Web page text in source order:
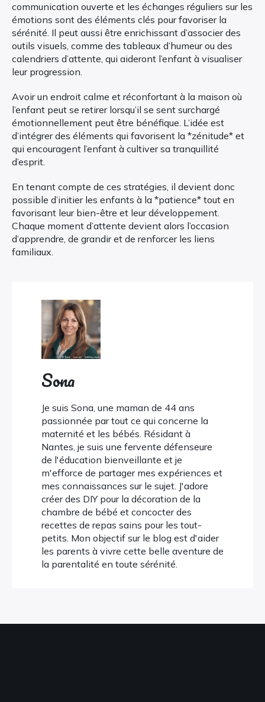
communication ouverte et les échanges réguliers sur les
émotions sont des éléments clés pour favoriser la
sérénité. Il peut aussi être enrichissant d’associer des
outils visuels, comme des tableaux d’humeur ou des
calendriers d’attente, qui aideront l’enfant à visualiser
leur progression.
Avoir un endroit calme et réconfortant à la maison où
l’enfant peut se retirer lorsqu’il se sent surchargé
émotionnellement peut être bénéfique. L’idée est
d’intégrer des éléments qui favorisent la *zénitude* et
qui encouragent l’enfant à cultiver sa tranquillité
d’esprit.
En tenant compte de ces stratégies, il devient donc
possible d’initier les enfants à la *patience* tout en
favorisant leur bien-être et leur développement.
Chaque moment d’attente devient alors l’occasion
d’apprendre, de grandir et de renforcer les liens
familiaux.
Sona
Je suis Sona, une maman de 44 ans
passionnée par tout ce qui concerne la
maternité et les bébés. Résidant à
Nantes, je suis une fervente défenseure
de l'éducation bienveillante et je
m'efforce de partager mes expériences et
mes connaissances sur le sujet. J'adore
créer des DIY pour la décoration de la
chambre de bébé et concocter des
recettes de repas sains pour les tout-
petits. Mon objectif sur le blog est d'aider
les parents à vivre cette belle aventure de
la parentalité en toute sérénité.